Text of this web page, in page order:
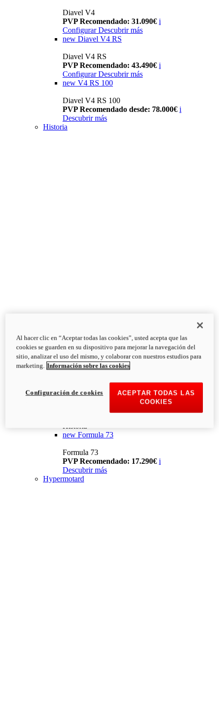
Diavel V4
PVP Recomendado: 31.090€ i
Configurar Descubrir más
new Diavel V4 RS
Diavel V4 RS
PVP Recomendado: 43.490€ i
Configurar Descubrir más
new V4 RS 100
Diavel V4 RS 100
PVP Recomendado desde: 78.000€ i
Descubrir más
Historia
Historia
new Formula 73
Formula 73
PVP Recomendado: 17.290€ i
Descubrir más
Hypermotard
Al hacer clic en “Aceptar todas las cookies”, usted acepta que las
cookies se guarden en su dispositivo para mejorar la navegación del
sitio, analizar el uso del mismo, y colaborar con nuestros estudios para
marketing. Información sobre las cookies
ACEPTAR TODAS LAS
COOKIES
Configuración de cookies